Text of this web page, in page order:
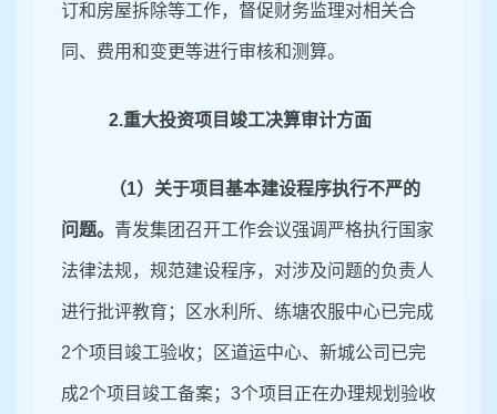
订和房屋拆除等工作，督促财务监理对相关合
同、费用和变更等进行审核和测算。
2.重大投资项目竣工决算审计方面
（1）关于项目基本建设程序执行不严的
问题。 青发集团召开工作会议强调严格执行国家
法律法规，规范建设程序，对涉及问题的负责人
进行批评教育； 区水利所、练塘农服中心已完成
2个项目竣工验收；区道运中心、新城公司已完
成2个项目竣工备案； 3个项目正在办理规划验收